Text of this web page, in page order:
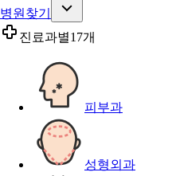
병원찾기
진료과별17개
피부과
성형외과